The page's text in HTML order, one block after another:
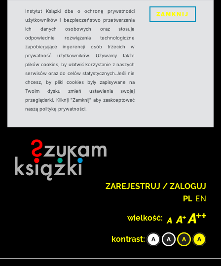
Instytut Książki dba o ochronę prywatności
użytkowników i bezpieczeństwo przetwarzania
ich danych osobowych oraz stosuje
odpowiednie rozwiązania technologiczne
zapobiegające ingerencji osób trzecich w
prywatność użytkowników. Używamy także
plików cookies, by ułatwić korzystanie z naszych
serwisów oraz do celów statystycznych.Jeśli nie
chcesz, by pliki cookies były zapisywane na
Twoim dysku zmień ustawienia swojej
przeglądarki. Kliknij "Zamknij" aby zaakceptować
naszą politykę prywatności.
ZAMKNIJ
ZAREJESTRUJ / ZALOGUJ
PL EN
wielkość:
kontrast: